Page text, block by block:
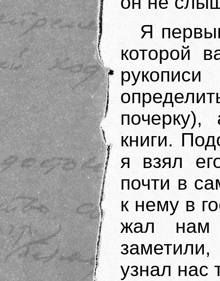
Я
которой
книги.
я взял
почти в
к нему в
жал
узнал нас